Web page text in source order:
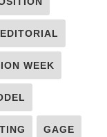
EDITORIAL
WEEK
GAGE